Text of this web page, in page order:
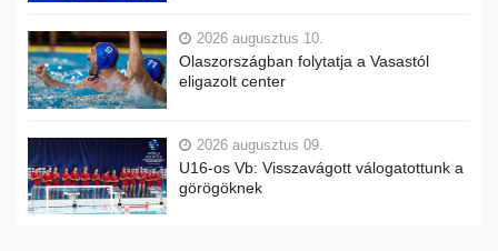
2026 augusztus 10.
Olaszországban folytatja a Vasastól
eligazolt center
2026 augusztus 09.
U16-os Vb: Visszavágott válogatottunk a
görögöknek